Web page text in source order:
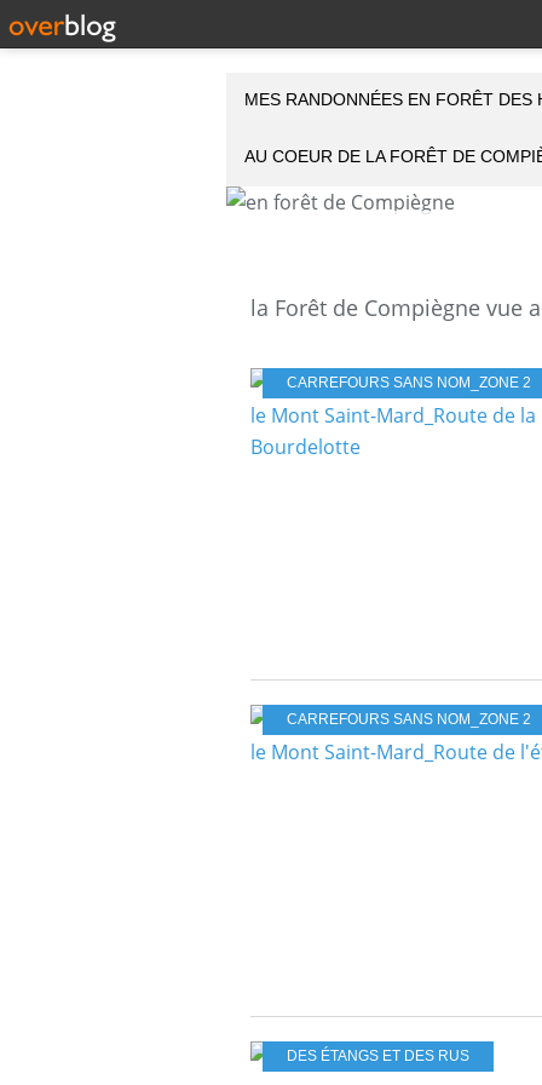
MES RANDONNÉES EN FORÊT DES
AU COEUR DE LA FORÊT DE
CARREFOURS SANS NOM_ZONE 2
CARREFOURS SANS NOM_ZONE 2
DES ÉTANGS ET DES RUS